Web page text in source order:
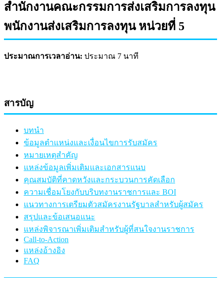
สำนักงานคณะกรรมการส่งเสริมการลงทุน
พนักงานส่งเสริมการลงทุน หน่วยที่ 5
ประมาณการเวลาอ่าน: ประมาณ 7 นาที
สารบัญ
บทนำ
ข้อมูลตำแหน่งและเงื่อนไขการรับสมัคร
หมายเหตุสำคัญ
แหล่งข้อมูลเพิ่มเติมและเอกสารแนบ
คุณสมบัติที่คาดหวังและกระบวนการคัดเลือก
ความเชื่อมโยงกับบริบทงานราชการและ BOI
แนวทางการเตรียมตัวสมัครงานรัฐบาลสำหรับผู้สมัคร
สรุปและข้อเสนอแนะ
แหล่งพิจารณาเพิ่มเติมสำหรับผู้ที่สนใจงานราชการ
Call-to-Action
แหล่งอ้างอิง
FAQ